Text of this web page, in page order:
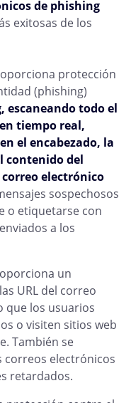
de phishing
exitosas de los
protección
(phishing)
escaneando todo el
tiempo real,
el encabezado, la
contenido del
electrónico
sospechosos
o etiquetarse con
a los
un
URL del correo
que los usuarios
o visiten sitios web
También se
correos electrónicos
retardados.